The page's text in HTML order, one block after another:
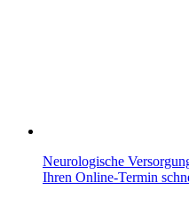
Neurologische
Ihren Online-Termin